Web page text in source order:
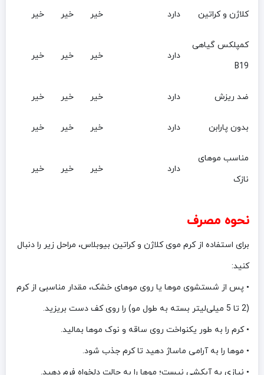
کلاژن و کراتین دارد خیر خیر خیر
کمپلکس گیاهی
B19
دارد خیر خیر خیر
ضد ریزش دارد خیر خیر خیر
بدون پارابن دارد خیر خیر خیر
مناسب موهای
نازک
دارد خیر خیر خیر
نحوه مصرف
برای استفاده از کرم موی کلاژن و کراتین بیوبلاس، مراحل زیر را دنبال
کنید:
• پس از شستشوی موها یا روی موهای خشک، مقدار مناسبی از کرم
(2 تا 5 میلی‌لیتر بسته به طول مو) را روی کف دست بریزید.
• کرم را به طور یکنواخت روی ساقه و نوک موها بمالید.
• موها را به آرامی ماساژ دهید تا کرم جذب شود.
• نیازی به آبکشی نیست؛ موها را به حالت دلخواه فرم دهید.